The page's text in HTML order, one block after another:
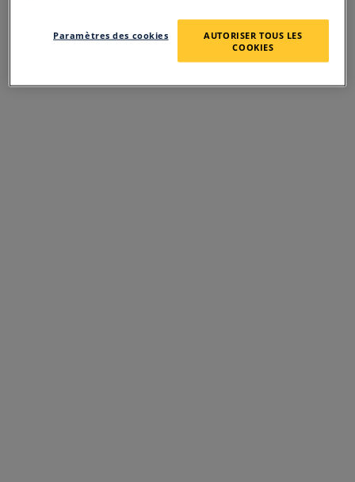
SORRY FOR THE
INCONVENIENCE
UNEXPECTED ERROR OCCURRED.
Paramètres des cookies
AUTORISER TOUS LES
COOKIES